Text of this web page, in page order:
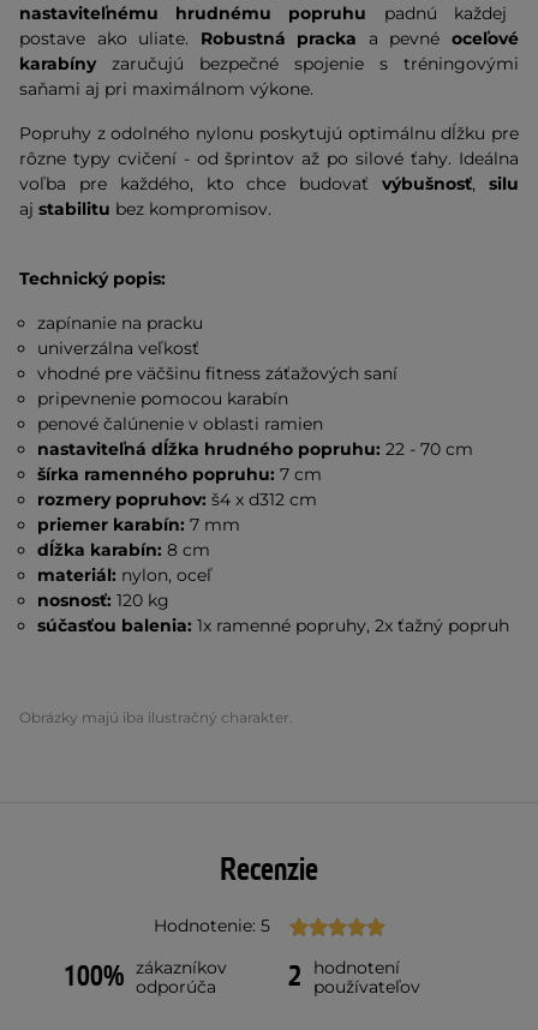
nastaviteľnému hrudnému popruhu padnú každej
postave ako uliate. Robustná pracka a pevnéoceľové
karabíny zaručujú bezpečné spojenie s tréningovými
saňami aj pri maximálnom výkone.
Popruhy z odolného nylonu poskytujú optimálnu dĺžku pre
rôzne typy cvičení - od šprintov až po silové ťahy. Ideálna
voľba pre každého, kto chce budovaťvýbušnosť, silu
aj stabilitu bez kompromisov.
Technický popis:
zapínanie na pracku
univerzálna veľkosť
vhodné pre väčšinu fitness záťažových saní
pripevnenie pomocou karabín
penové čalúnenie v oblasti ramien
nastaviteľná dĺžka hrudného popruhu: 22 - 70 cm
šírka ramenného popruhu: 7 cm
rozmery popruhov: š4 x d312 cm
priemer karabín:7 mm
dĺžka karabín: 8 cm
materiál: nylon, oceľ
nosnosť: 120 kg
súčasťou balenia: 1x ramenné popruhy, 2x ťažný popruh
Obrázky majú iba ilustračný charakter.
Recenzie
Hodnotenie: 5
100% zákazníkov
odporúča
2
hodnotení
používateľov